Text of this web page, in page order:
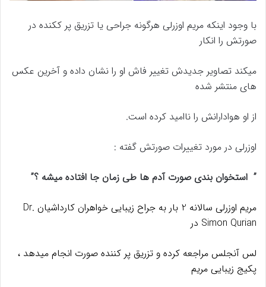
با وجود اینکه مریم اوزرلی هرگونه جراحی یا تزریق پر ککنده در
صورتش را انکار
میکند تصاویر جدیدش تغییر فاش او را نشان داده و آخرین عکس
های منتشر شده
از او هوادارانش را ناامید کرده است.
اوزرلی در مورد تغییرات صورتش گفته :
” استخوان بندی صورت آدم ها طی زمان جا افتاده میشه ؟”
مریم اوزرلی سالانه 2 بار به جراح زیبایی خواهران کارداشیان Dr.
Simon Qurian در
لس آنجلس مراجعه کرده و تزریق پر کننده صورت انجام میدهد ،
پکیج زیبایی مریم